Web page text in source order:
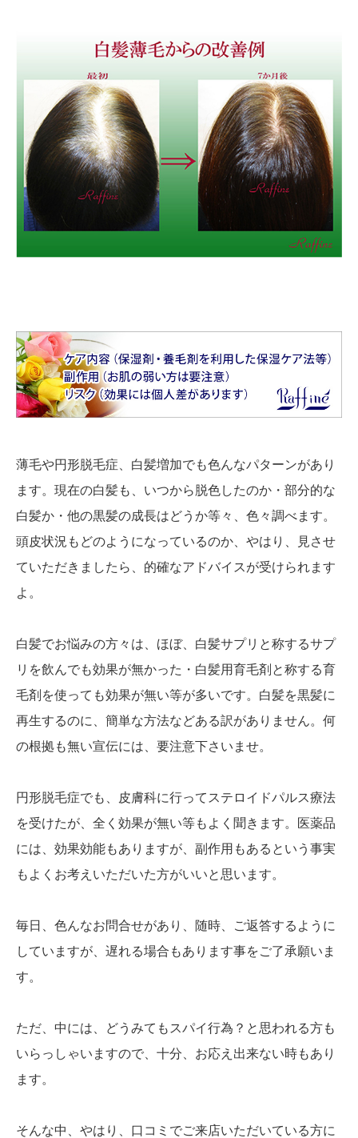
薄毛や円形脱毛症、白髪増加でも色んなパターンがあり
ます。現在の白髪も、いつから脱色したのか・部分的な
白髪か・他の黒髪の成長はどうか等々、色々調べます。
頭皮状況もどのようになっているのか、やはり、見させ
ていただきましたら、的確なアドバイスが受けられます
よ。
白髪でお悩みの方々は、ほぼ、白髪サプリと称するサプ
リを飲んでも効果が無かった・白髪用育毛剤と称する育
毛剤を使っても効果が無い等が多いです。白髪を黒髪に
再生するのに、簡単な方法などある訳がありません。何
の根拠も無い宣伝には、要注意下さいませ。
円形脱毛症でも、皮膚科に行ってステロイドパルス療法
を受けたが、全く効果が無い等もよく聞きます。医薬品
には、効果効能もありますが、副作用もあるという事実
もよくお考えいただいた方がいいと思います。
毎日、色んなお問合せがあり、随時、ご返答するように
していますが、遅れる場合もあります事をご了承願いま
す。
ただ、中には、どうみてもスパイ行為？と思われる方も
いらっしゃいますので、十分、お応え出来ない時もあり
ます。
そんな中、やはり、口コミでご来店いただいている方に